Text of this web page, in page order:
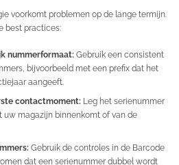
voorkomt problemen op de lange termijn.
best practices:
nummerformaat:Gebruik een consistent
bijvoorbeeld met een prefix dat het
aangeeft.
contactmoment:Leg het serienummer
uw magazijn binnenkomt of van de
Gebruik de controles in de Barcode
dat een serienummer dubbel wordt